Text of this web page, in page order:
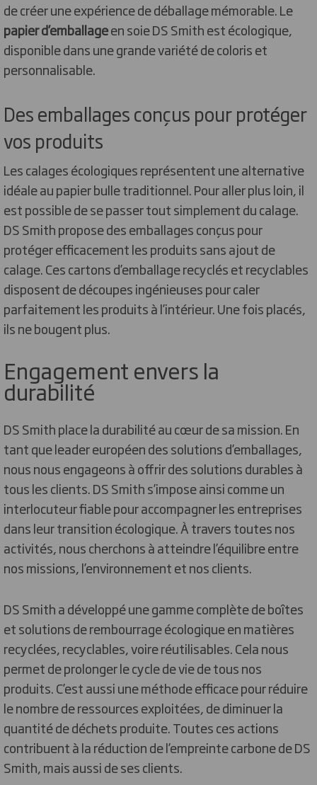
de créer une expérience de déballage mémorable. Le
papier d’emballageen soie DS Smith est écologique,
disponible dans une grande variété de coloris et
personnalisable.
Des emballages conçus pour protéger
vos produits
Les calages écologiques représentent une alternative
idéale au papier bulle traditionnel. Pour aller plus loin, il
est possible de se passer tout simplement du calage.
DS Smith propose des emballages conçus pour
protéger efficacement les produits sans ajout de
calage. Ces cartons d’emballage recyclés et recyclables
disposent de découpes ingénieuses pour caler
parfaitement les produits à l’intérieur. Une fois placés,
ils ne bougent plus.
Engagement envers la
durabilité
DS Smith place la durabilité au cœur de sa mission. En
tant que leader européen des solutions d’emballages,
nous nous engageons à offrir des solutions durables à
tous les clients. DS Smith s’impose ainsi comme un
interlocuteur fiable pour accompagner les entreprises
dans leur transition écologique. À travers toutes nos
activités, nous cherchons à atteindre l’équilibre entre
nos missions, l’environnement et nos clients.
DS Smith a développé une gamme complète de boîtes
et solutions de rembourrage écologique en matières
recyclées, recyclables, voire réutilisables. Cela nous
permet de prolonger le cycle de vie de tous nos
produits. C’est aussi une méthode efficace pour réduire
le nombre de ressources exploitées, de diminuer la
quantité de déchets produite. Toutes ces actions
contribuent à la réduction de l’empreinte carbone de DS
Smith, mais aussi de ses clients.